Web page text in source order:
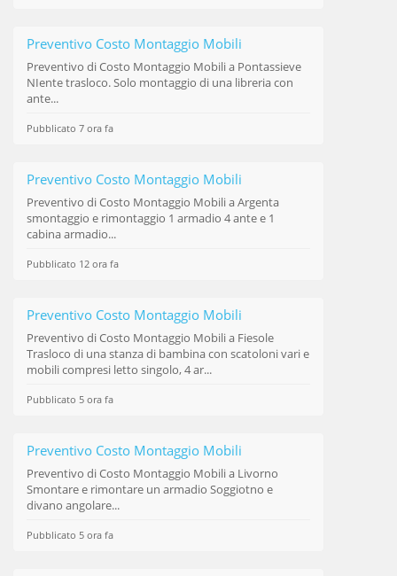
Preventivo Costo Montaggio Mobili
Preventivo diCosto Montaggio Mobilia Pontassieve
NIente trasloco. Solo montaggio di una libreria con
ante...
Pubblicato 7 ora fa
Preventivo Costo Montaggio Mobili
Preventivo diCosto Montaggio Mobilia Argenta
smontaggio e rimontaggio 1 armadio 4 ante e 1
cabina armadio...
Pubblicato 12 ora fa
Preventivo Costo Montaggio Mobili
Preventivo diCosto Montaggio Mobilia Fiesole
Trasloco di una stanza di bambina con scatoloni vari e
mobili compresi letto singolo, 4 ar...
Pubblicato 5 ora fa
Preventivo Costo Montaggio Mobili
Preventivo diCosto Montaggio Mobilia Livorno
Smontare e rimontare un armadio Soggiotno e
divano angolare...
Pubblicato 5 ora fa